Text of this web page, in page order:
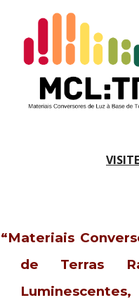
“Materiais
de Terras